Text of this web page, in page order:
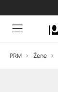
PRM Žene